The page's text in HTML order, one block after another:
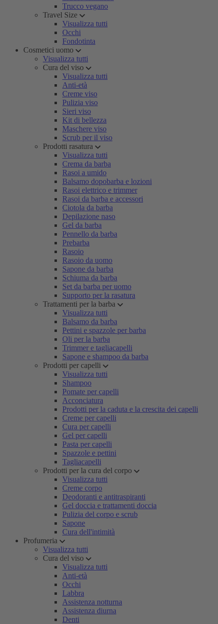
Trucco vegano
Travel Size
Visualizza tutti
Occhi
Fondotinta
Cosmetici uomo
Visualizza tutti
Cura del viso
Visualizza tutti
Anti-età
Creme viso
Pulizia viso
Sieri viso
Kit di bellezza
Maschere viso
Scrub per il viso
Prodotti rasatura
Visualizza tutti
Crema da barba
Rasoi a umido
Balsamo dopobarba e lozioni
Rasoi elettrico e trimmer
Rasoi da barba e accessori
Ciotola da barba
Depilazione naso
Gel da barba
Pennello da barba
Prebarba
Rasoio
Rasoio da uomo
Sapone da barba
Schiuma da barba
Set da barba per uomo
Supporto per la rasatura
Trattamenti per la barba
Visualizza tutti
Balsamo da barba
Pettini e spazzole per barba
Oli per la barba
Trimmer e tagliacapelli
Sapone e shampoo da barba
Prodotti per capelli
Visualizza tutti
Shampoo
Pomate per capelli
Acconciatura
Prodotti per la caduta e la crescita dei capelli
Creme per capelli
Cura per capelli
Gel per capelli
Pasta per capelli
Spazzole e pettini
Tagliacapelli
Prodotti per la cura del corpo
Visualizza tutti
Creme corpo
Deodoranti e antitraspiranti
Gel doccia e trattamenti doccia
Pulizia del corpo e scrub
Sapone
Cura dell'intimità
Profumeria
Visualizza tutti
Cura del viso
Visualizza tutti
Anti-età
Occhi
Labbra
Assistenza notturna
Assistenza diurna
Denti